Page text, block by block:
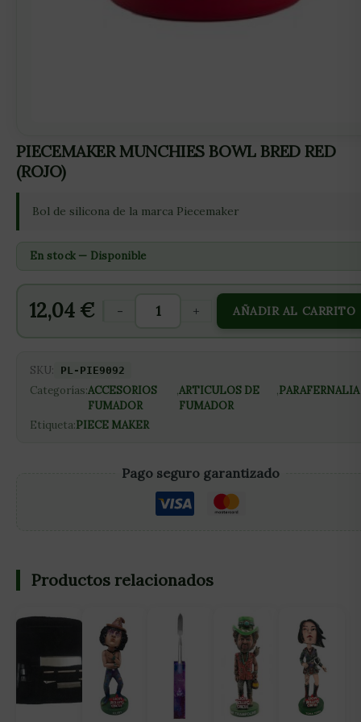
PIECEMAKER MUNCHIES BOWL BRED RED
(ROJO)
Bol de silicona de la marca Piecemaker
En stock — Disponible
12,04 € - + AÑADIR AL CARRITO
SKU: PL-PIE9092
Categorías:ACCESORIOS
FUMADOR
,ARTICULOS DE
FUMADOR
,PARAFERNALIA
Etiqueta:PIECE MAKER
Pago seguro garantizado
Productos relacionados